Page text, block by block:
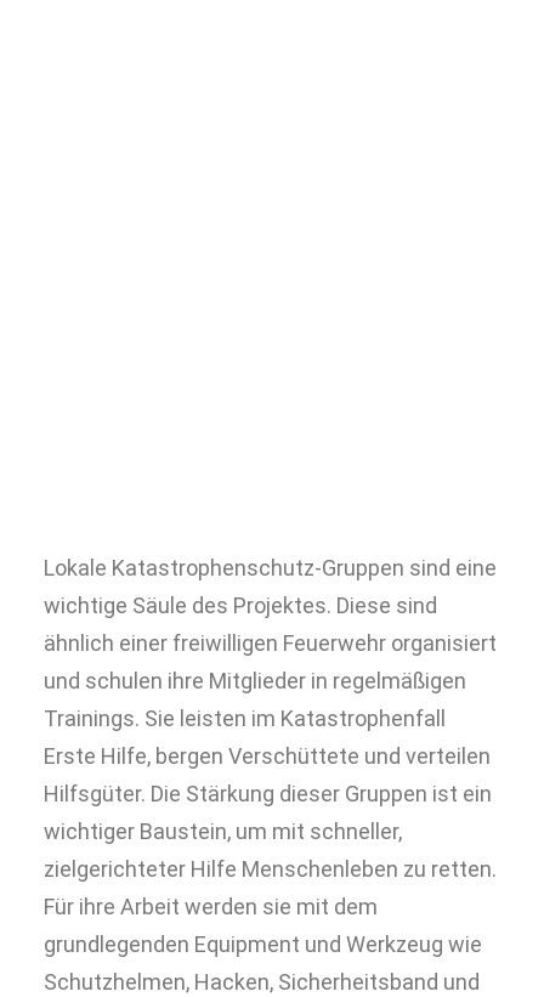
Lokale Katastrophenschutz-Gruppen sind eine
wichtige Säule des Projektes. Diese sind
ähnlich einer freiwilligen Feuerwehr organisiert
und schulen ihre Mitglieder in regelmäßigen
Trainings. Sie leisten im Katastrophenfall
Erste Hilfe, bergen Verschüttete und verteilen
Hilfsgüter. Die Stärkung dieser Gruppen ist ein
wichtiger Baustein, um mit schneller,
zielgerichteter Hilfe Menschenleben zu retten.
Für ihre Arbeit werden sie mit dem
grundlegenden Equipment und Werkzeug wie
Schutzhelmen, Hacken, Sicherheitsband und